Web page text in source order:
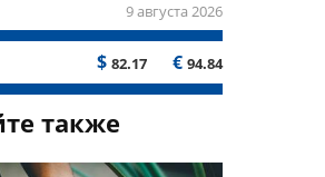
9 августа 2026
$ 82.17 € 94.84
также